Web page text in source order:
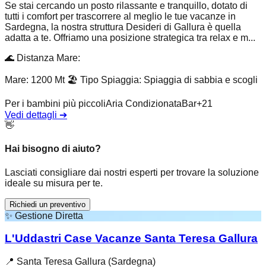
Se stai cercando un posto rilassante e tranquillo, dotato di
tutti i comfort per trascorrere al meglio le tue vacanze in
Sardegna, la nostra struttura Desideri di Gallura è quella
adatta a te. Offriamo una posizione strategica tra relax e m...
🌊 Distanza Mare:
Mare: 1200 Mt 🏖️ Tipo Spiaggia: Spiaggia di sabbia e scogli
Per i bambini più piccoliAria CondizionataBar+21
Vedi dettagli ➔
👋
Hai bisogno di aiuto?
Lasciati consigliare dai nostri esperti per trovare la soluzione
ideale su misura per te.
Richiedi un preventivo
✨ Gestione Diretta
L'Uddastri Case Vacanze Santa Teresa Gallura
📍 Santa Teresa Gallura (Sardegna)